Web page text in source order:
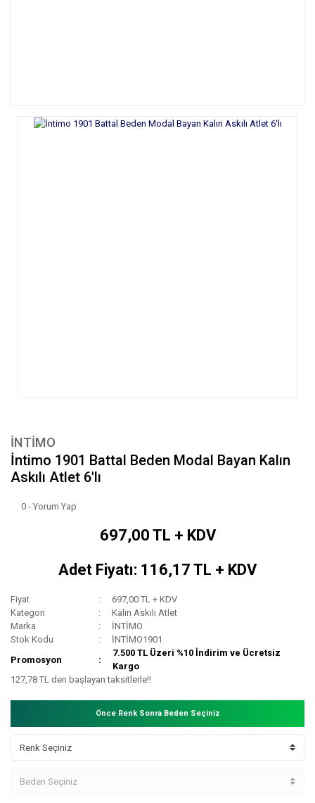
İNTİMO
İntimo 1901 Battal Beden Modal Bayan Kalın
Askılı Atlet 6'lı
0 - Yorum Yap
697,00 TL + KDV
Adet Fiyatı: 116,17 TL + KDV
Fiyat
697,00 TL + KDV
Kategori
Kalın Askılı Atlet
Marka
İNTİMO
Stok Kodu
İNTİMO1901
Promosyon
7.500 TL Üzeri %10 İndirim ve Ücretsiz
Kargo
127,78 TL den başlayan taksitlerle!!
Önce Renk Sonra Beden Seçiniz